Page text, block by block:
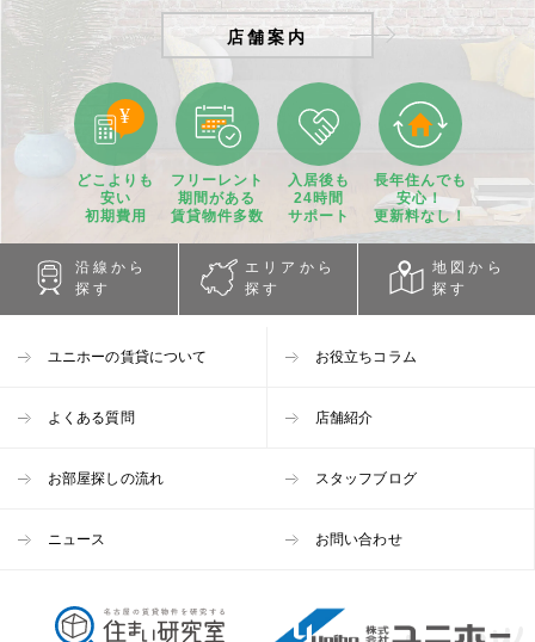
店舗案内
どこよりも
安い
初期費用
フリーレント
期間がある
賃貸物件多数
入居後も
24時間
サポート
長年住んでも
安心！
更新料なし！
沿線から
探す
エリアから
探す
地図から
探す
ユニホーの賃貸について お役立ちコラム
よくある質問 店舗紹介
お部屋探しの流れ スタッフブログ
ニュース お問い合わせ